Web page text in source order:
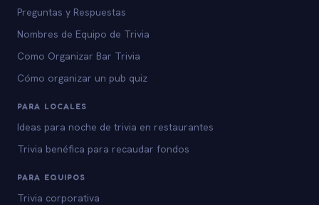
Preguntas y Respuestas
Nombres de Equipo de Trivia
Como Organizar Bar Trivia
Cómo organizar un pub quiz
PARA LOCALES
Ideas para noche de trivia en restaurantes
Trivia benéfica para recaudar fondos
PARA EQUIPOS
Trivia corporativa